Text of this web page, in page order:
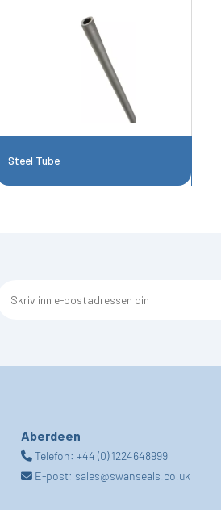
Steel Tube
Aberdeen
Telefon: +44 (0) 1224648999
E-post: sales@swanseals.co.uk